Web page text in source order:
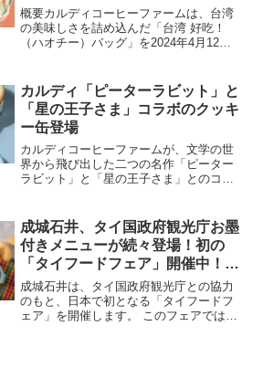
概要カルディコーヒーファームは、台湾
の美味しさを詰め込んだ「台湾 好吃！
（ハオチー）バッグ」を2024年4月12日
おり、オンラインストアでは10時から販
売されます。価格...
カルディ「ピーターラビット」と
「星の王子さま」コラボのクッキ
ー缶登場
カルディコーヒーファームが、文学の世
界から飛び出した二つの名作「ピーター
ラビット」と「星の王子さま」とのコラ
れの物語の魅力を凝縮したデザインと内
容で、お茶の時間をより一...
成城石井、タイ国政府観光庁お墨
付きメニューが続々登場！初の
「タイフードフェア」開催中！
2024年4月26日〜5月31日実施
成城石井は、タイ国政府観光庁との協力
のもと、日本で初となる「タイフードフ
ェア」を開催します。 このフェアでは、